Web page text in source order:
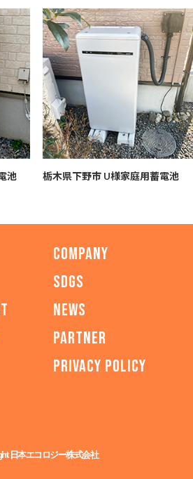
池 栃木県下野市 U様家庭用蓄電池
COMPANY
SDGs
NEWS
PARTNER
PRIVACY POLICY
日本エコロジー株式会社